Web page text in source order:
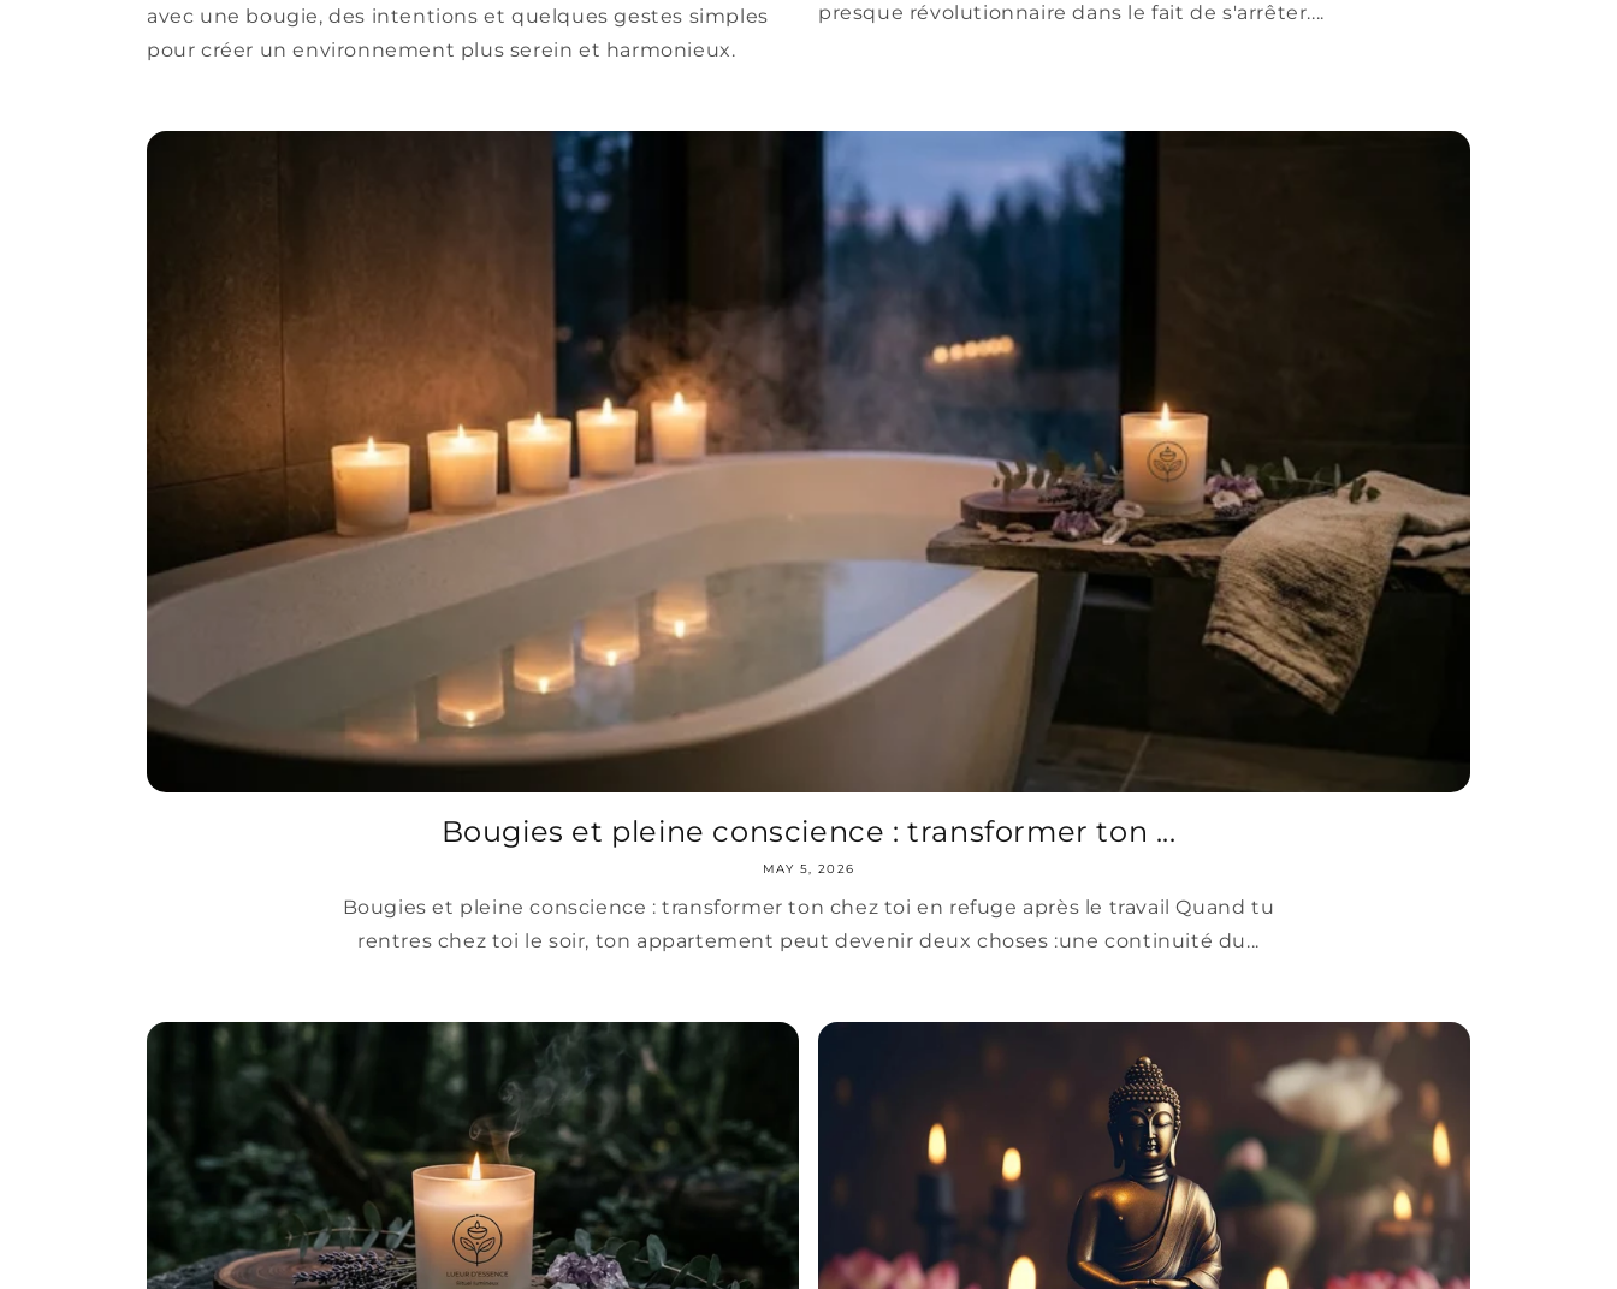
avec une bougie, des intentions et quelques gestes simples
pour créer un environnement plus serein et harmonieux.
presque révolutionnaire dans le fait de s'arrêter....
Bougies et pleine conscience : transformer ton ...
MAY 5, 2026
Bougies et pleine conscience : transformer ton chez toi en refuge après le travail Quand tu
rentres chez toi le soir, ton appartement peut devenir deux choses :une continuité du...